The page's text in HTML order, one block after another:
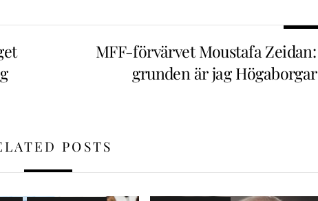
MFF-förvärvet Moustafa
grunden är jag
POSTS